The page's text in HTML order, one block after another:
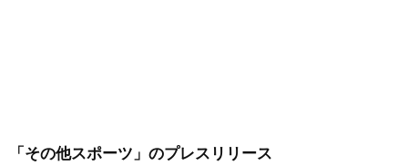
「その他スポーツ」 のプレスリリース